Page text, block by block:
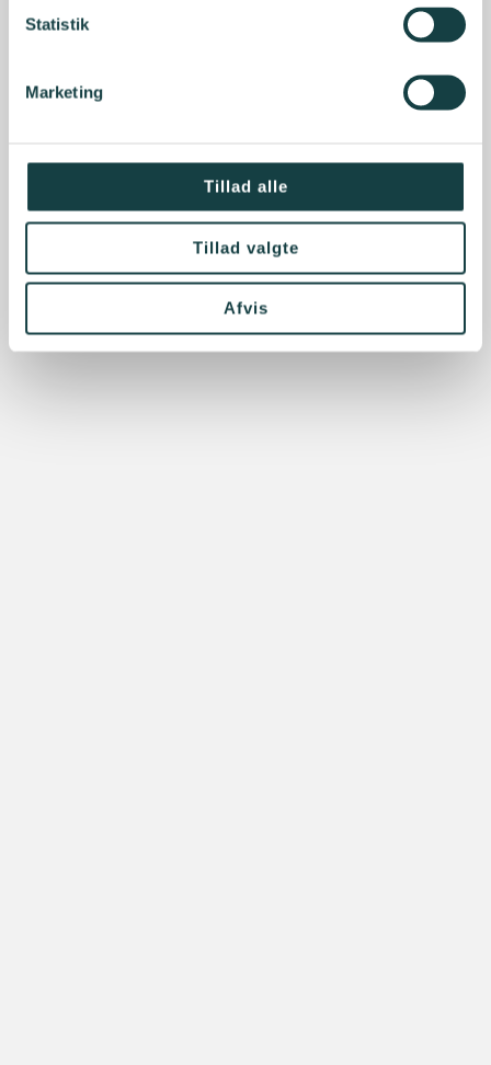
Statistik
Marketing
Tillad alle
Tillad valgte
Afvis